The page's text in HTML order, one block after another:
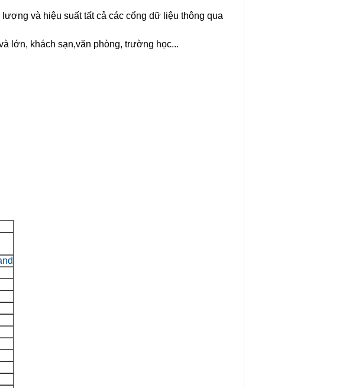
và hiệu suất tất cả các cổng dữ liệu thông qua
lớn, khách sạn,văn phòng, trường học...